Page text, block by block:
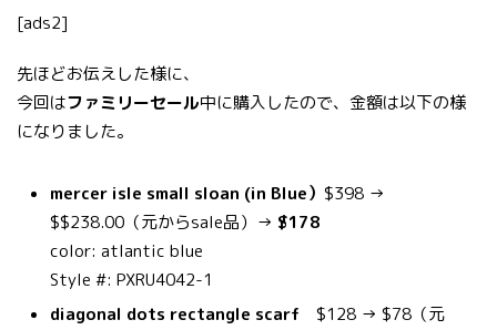
[ads2]
先ほどお伝えした様に、
今回はファミリーセール中に購入したので、金額は以下の様
になりました。
mercer isle small sloan (in Blue） $398 →
$$238.00（元からsale品）→ $178
color: atlantic blue
Style #: PXRU4042-1
diagonal dots rectangle scarf $128 → $78（元